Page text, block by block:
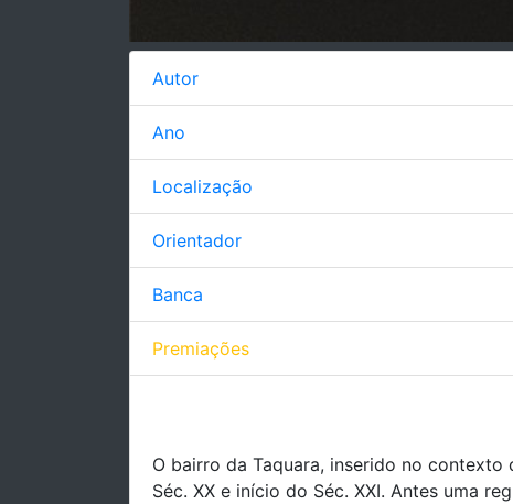
Autor
Ano
Localização
Orientador
Banca
Premiações
O bairro da Taquara, inserido no
Séc. XX e início do Séc. XXI. Antes uma